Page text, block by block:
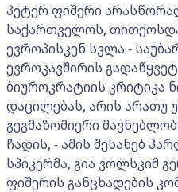
პეტერ ფიშერი
საქართველოს,
ევროპისკენ სვლა -
ევროკავშირის
ბიუროკრატიის კრიტიკა
დაცილებას, არის არათუ
გეგმაზომიერი
ჩადის, - ამის შესახებ
სპიკერმა, გია ვოლსკიმ
ფიშერის განცხადების